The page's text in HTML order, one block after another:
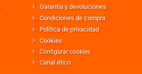
Garantía y devoluciones
Condiciones de compra
Política de privacidad
Cookies
Configurar cookies
Canal ético